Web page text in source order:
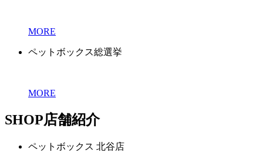
MORE
ペットボックス総選挙
MORE
SHOP店舗紹介
ペットボックス 北谷店